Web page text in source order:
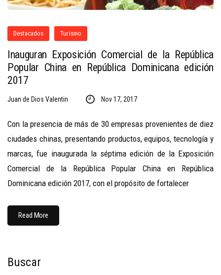
Destacados Turismo
Inauguran Exposición Comercial de la República
Popular China en República Dominicana edición
2017
Juan de Dios Valentin Nov 17, 2017
Con la presencia de más de 30 empresas provenientes de diez
ciudades chinas, presentando productos, equipos, tecnología y
marcas, fue inaugurada la séptima edición de la Exposición
Comercial de la República Popular China en República
Dominicana edición 2017, con el propósito de fortalecer
Read More
Buscar